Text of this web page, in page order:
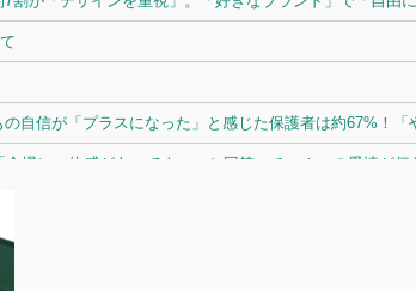
自信が「プラスになった」と感じた保護者は約67%！
場に一体感があってよい」と回答。チームへの愛情が伝